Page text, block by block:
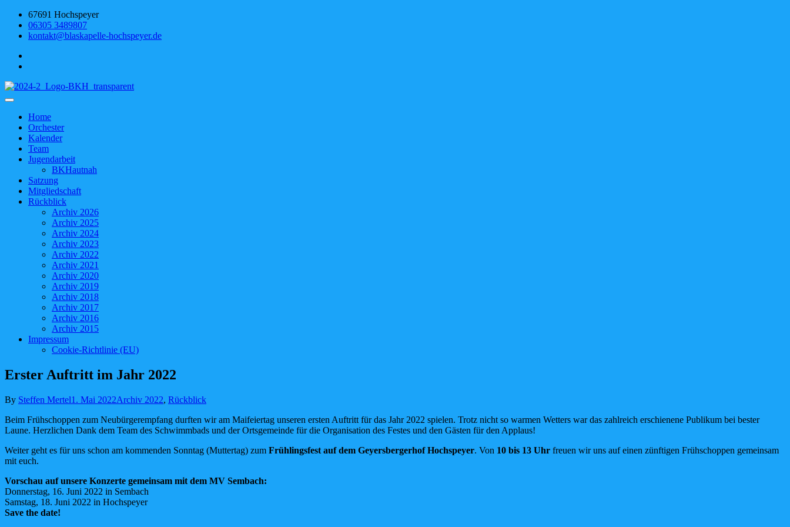
Skip
content
67691 Hochspeyer
06305 3489807
kontakt@blaskapelle-hochspeyer.de
Blaskapelle Hochspeyer
Home
Orchester
Kalender
Team
Jugendarbeit
BKHautnah
Satzung
Mitgliedschaft
Rückblick
Archiv 2026
Archiv 2025
Archiv 2024
Archiv 2023
Archiv 2022
Archiv 2021
Archiv 2020
Archiv 2019
Archiv 2018
Archiv 2017
Archiv 2016
Archiv 2015
Impressum
Cookie-Richtlinie (EU)
Erster Auftritt im Jahr 2022
By Steffen Mertel1. Mai 2022Archiv 2022, Rückblick
Beim Frühschoppen zum Neubürgerempfang durften wir am Maifeiertag unseren ersten Auftritt für das Jahr 2022 spielen. Trotz nicht so warmen Wetters war das zahlreich erschienene Publikum bei bester
Laune. Herzlichen Dank dem Team des Schwimmbads und der Ortsgemeinde für die Organisation des Festes und den Gästen für den Applaus!
Weiter geht es für uns schon am kommenden Sonntag (Muttertag) zum Frühlingsfest auf dem Geyersbergerhof Hochspeyer. Von 10 bis 13 Uhr freuen wir uns auf einen zünftigen Frühschoppen gemeinsam
mit euch.
Vorschau auf unsere Konzerte gemeinsam mit dem MV Sembach:
Donnerstag, 16. Juni 2022 in Sembach
Samstag, 18. Juni 2022 in Hochspeyer
Save the date!